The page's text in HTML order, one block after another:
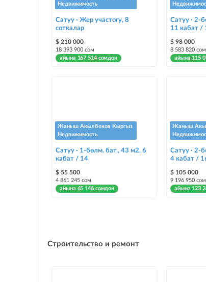
Недвижимость
Сатуу · Жер участогу, 8
соткалар
$ 210 000
18 393 900 сом
айына 167 514 сомдон
Сатуу · 2-
$ 98 000
8 583 820 сом
айына 115
Жаныш Акылбеков Кыргыз
Недвижимость
Сатуу · 1-бөлм. бат., 43 м2, 6
кабат / 14
$ 55 500
4 861 245 сом
айына 65 146 сомдон
Жаныш
Сатуу · 2-
4
$ 105 000
9 196 950 сом
айына 123
Строительство и ремонт